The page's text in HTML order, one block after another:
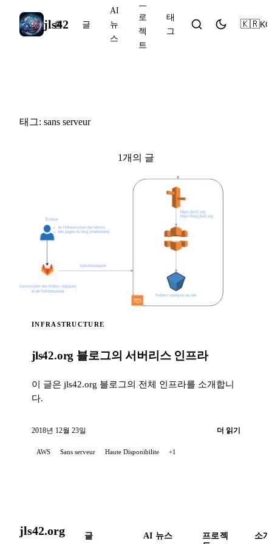
jls42
홈 글
AI
뉴
스
프
로
젝
트
태
그
🇰🇷KO
태그: sans serveur
1개의 글
INFRASTRUCTURE
jls42.org 블로그의 서버리스 인프라
이 글은 jls42.org 블로그의 전체 인프라를 소개합니
다.
2018년 12월 23일 더 읽기
AWS Sans serveur Haute Disponibilite +1
jls42.org 글 AI 뉴스
프로젝
소개